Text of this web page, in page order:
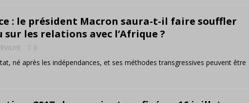
: le président Macron saura-t-il faire souffler
sur les relations avec l’Afrique ?
0
né après les indépendances, et ses méthodes transgressives peuvent être